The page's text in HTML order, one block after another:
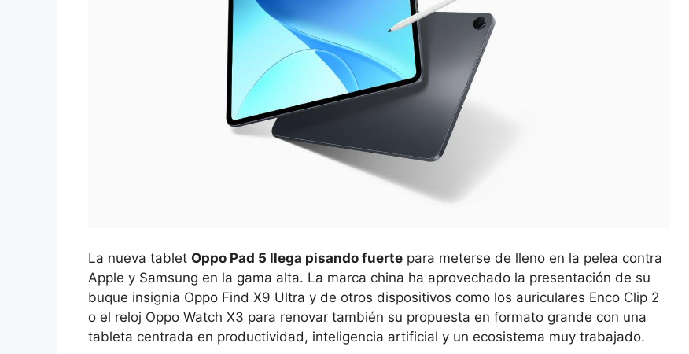
La nueva tablet Oppo Pad 5 llega pisando fuerte para meterse de lleno en la pelea contra
Apple y Samsung en la gama alta. La marca china ha aprovechado la presentación de su
buque insignia Oppo Find X9 Ultra y de otros dispositivos como los auriculares Enco Clip 2
o el reloj Oppo Watch X3 para renovar también su propuesta en formato grande con una
tableta centrada en productividad, inteligencia artificial y un ecosistema muy trabajado.